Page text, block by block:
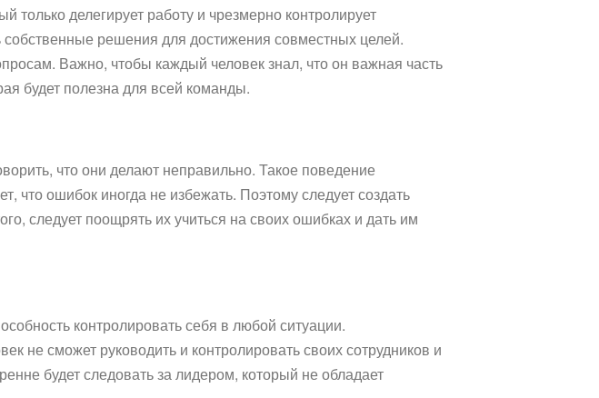
только делегирует работу и чрезмерно контролирует
решения для достижения совместных целей.
Важно, чтобы каждый человек знал, что он важная часть
будет полезна для всей команды.
что они делают неправильно. Такое поведение
что ошибок иногда не избежать. Поэтому следует создать
следует поощрять их учиться на своих ошибках и дать им
контролировать себя в любой ситуации.
не сможет руководить и контролировать своих сотрудников и
будет следовать за лидером, который не обладает